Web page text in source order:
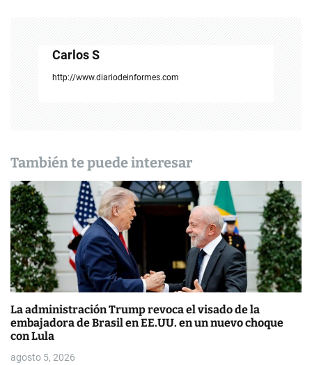
e
e
n
t
r
a
d
a
Carlos S
http://www.diariodeinformes.com
También te puede interesar
La administración Trump revoca el visado de la
embajadora de Brasil en EE.UU. en un nuevo choque
con Lula
agosto 5, 2026